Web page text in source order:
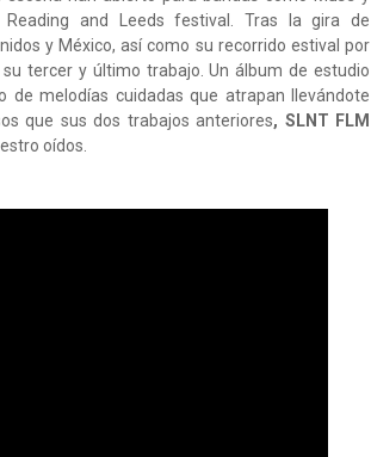
and Leeds festival. Tras la gira de
y México, así como su recorrido estival por
tercer y último trabajo. Un álbum de estudio
de melodías cuidadas que atrapan llevándote
que sus dos trabajos anteriores, SLNT FLM
oídos.